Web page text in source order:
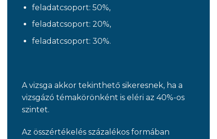
feladatcsoport: 50%,
feladatcsoport: 20%,
feladatcsoport: 30%.
A vizsga akkor tekinthető sikeresnek, ha a
vizsgázó témakörönként is eléri az 40%-os
szintet.
Az összértékelés százalékos formában